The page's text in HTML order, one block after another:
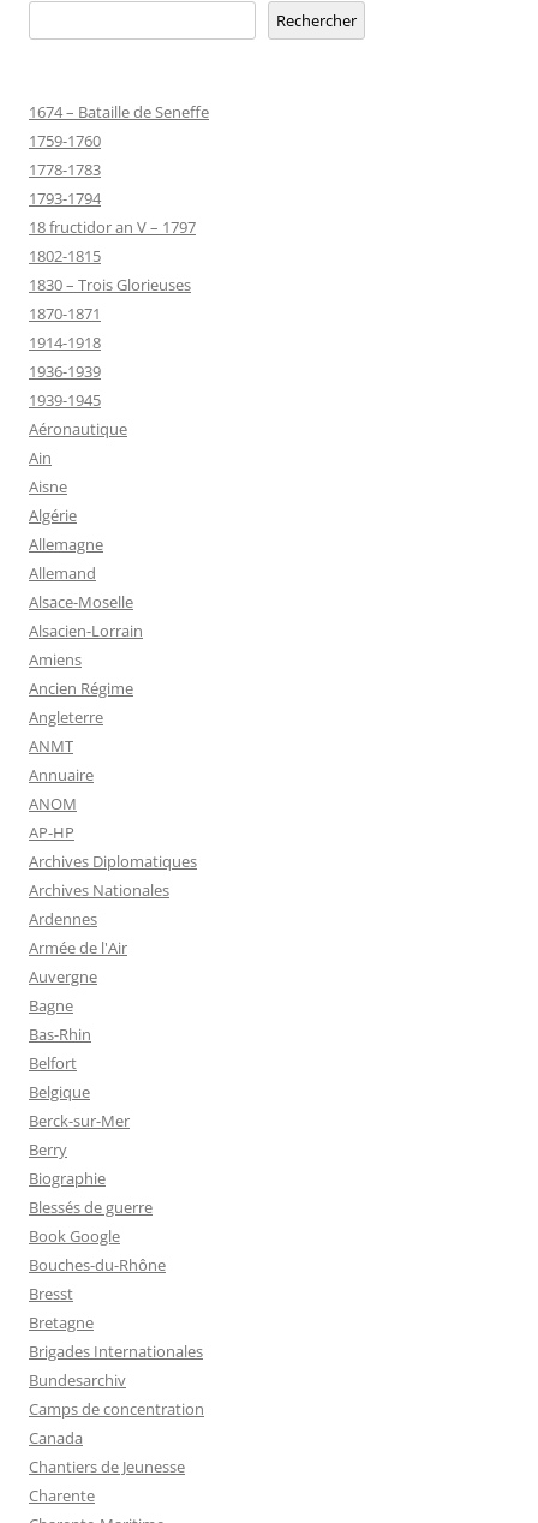
Rechercher
1674 – Bataille de Seneffe
1759-1760
1778-1783
1793-1794
18 fructidor an V – 1797
1802-1815
1830 – Trois Glorieuses
1870-1871
1914-1918
1936-1939
1939-1945
Aéronautique
Ain
Aisne
Algérie
Allemagne
Allemand
Alsace-Moselle
Alsacien-Lorrain
Amiens
Ancien Régime
Angleterre
ANMT
Annuaire
ANOM
AP-HP
Archives Diplomatiques
Archives Nationales
Ardennes
Armée de l'Air
Auvergne
Bagne
Bas-Rhin
Belfort
Belgique
Berck-sur-Mer
Berry
Biographie
Blessés de guerre
Book Google
Bouches-du-Rhône
Bresst
Bretagne
Brigades Internationales
Bundesarchiv
Camps de concentration
Canada
Chantiers de Jeunesse
Charente